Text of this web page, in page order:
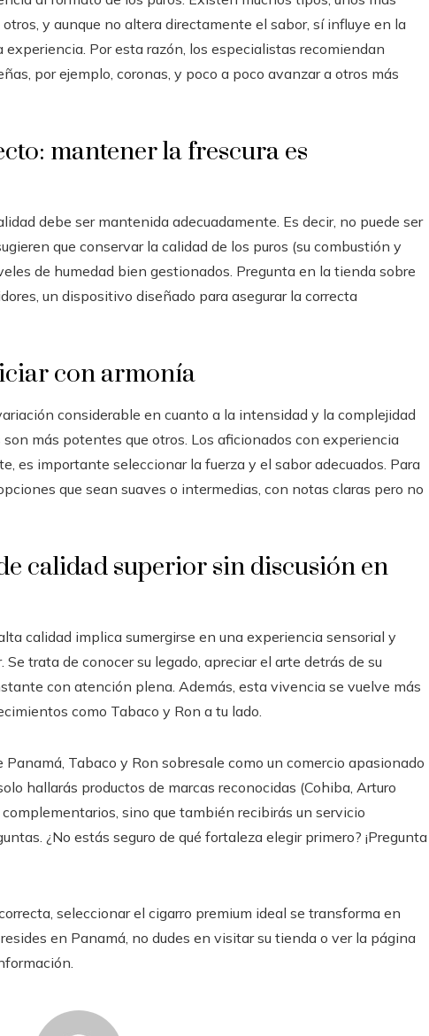
y aunque no altera directamente el sabor, sí influye en la
Por esta razón, los especialistas recomiendan
por ejemplo, coronas, y poco a poco avanzar a otros más
mantener la frescura es
debe ser mantenida adecuadamente. Es decir, no puede ser
que conservar la calidad de los puros (su combustión y
de humedad bien gestionados. Pregunta en la tienda sobre
un dispositivo diseñado para asegurar la correcta
con armonía
considerable en cuanto a la intensidad y la complejidad
más potentes que otros. Los aficionados con experiencia
es importante seleccionar la fuerza y el sabor adecuados. Para
que sean suaves o intermedias, con notas claras pero no
calidad superior sin discusión en
calidad implica sumergirse en una experiencia sensorial y
trata de conocer su legado, apreciar el arte detrás de su
con atención plena. Además, esta vivencia se vuelve más
como Tabaco y Ron a tu lado.
Tabaco y Ron sobresale como un comercio apasionado
hallarás productos de marcas reconocidas (Cohiba, Arturo
sino que también recibirás un servicio
¿No estás seguro de qué fortaleza elegir primero? ¡Pregunta
seleccionar el cigarro premium ideal se transforma en
en Panamá, no dudes en visitar su tienda o ver la página